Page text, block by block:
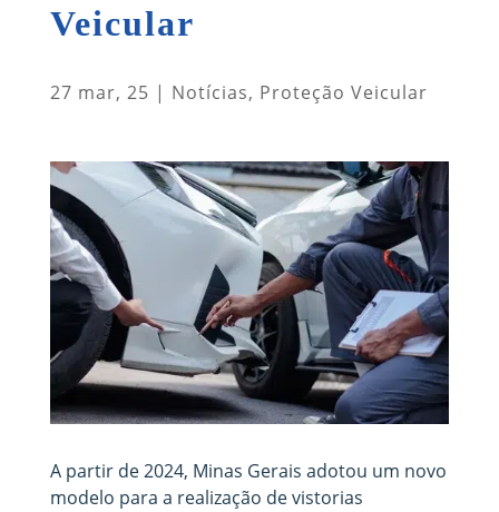
Veicular
27 mar, 25 | Notícias, Proteção Veicular
A partir de 2024, Minas Gerais adotou um novo
modelo para a realização de vistorias